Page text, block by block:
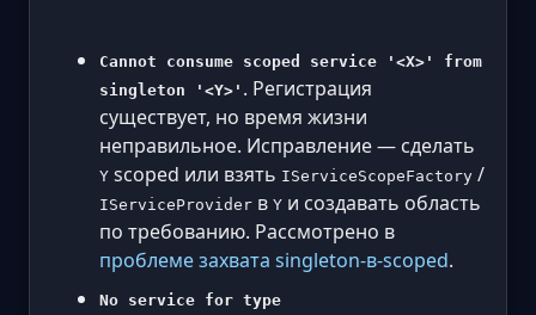
Cannot consume scoped service '<X>' from
singleton '<Y>' . Регистрация
существует, но время жизни
неправильное. Исправление — сделать
Y scoped или взять IServiceScopeFactory /
IServiceProvider в Y и создавать область
по требованию. Рассмотрено в
проблеме захвата singleton-в-scoped.
No service for type